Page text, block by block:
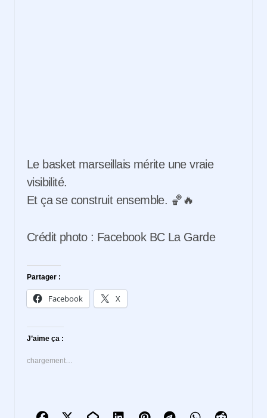
Le basket marseillais mérite une vraie
visibilité.
Et ça se construit ensemble. 🏀🔥
Crédit photo : Facebook BC La Garde
Partager :
Facebook X
J’aime ça :
chargement…